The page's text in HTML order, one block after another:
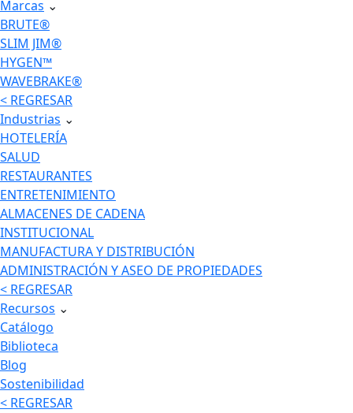
Marcas ⌄
BRUTE®
SLIM JIM®
HYGEN™
WAVEBRAKE®
< REGRESAR
Industrias ⌄
HOTELERÍA
SALUD
RESTAURANTES
ENTRETENIMIENTO
ALMACENES DE CADENA
INSTITUCIONAL
MANUFACTURA Y DISTRIBUCIÓN
ADMINISTRACIÓN Y ASEO DE PROPIEDADES
< REGRESAR
Recursos ⌄
Catálogo
Biblioteca
Blog
Sostenibilidad
< REGRESAR